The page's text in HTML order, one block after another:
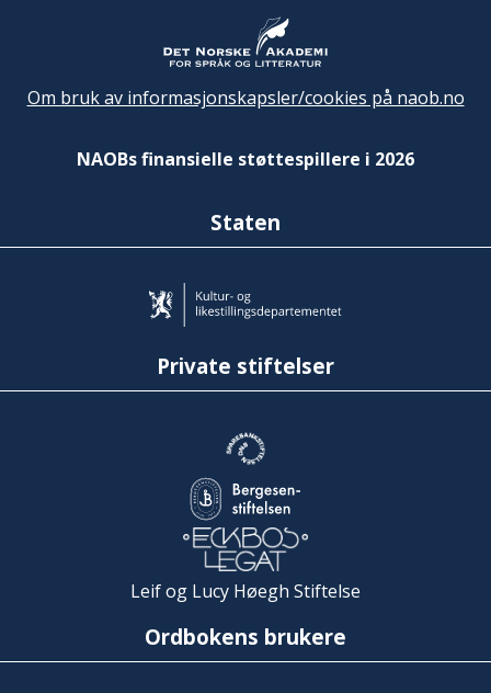
Om bruk av informasjonskapsler/cookies på naob.no
NAOBs finansielle støttespillere i 2026
Staten
Private stiftelser
Leif og Lucy Høegh Stiftelse
Ordbokens brukere